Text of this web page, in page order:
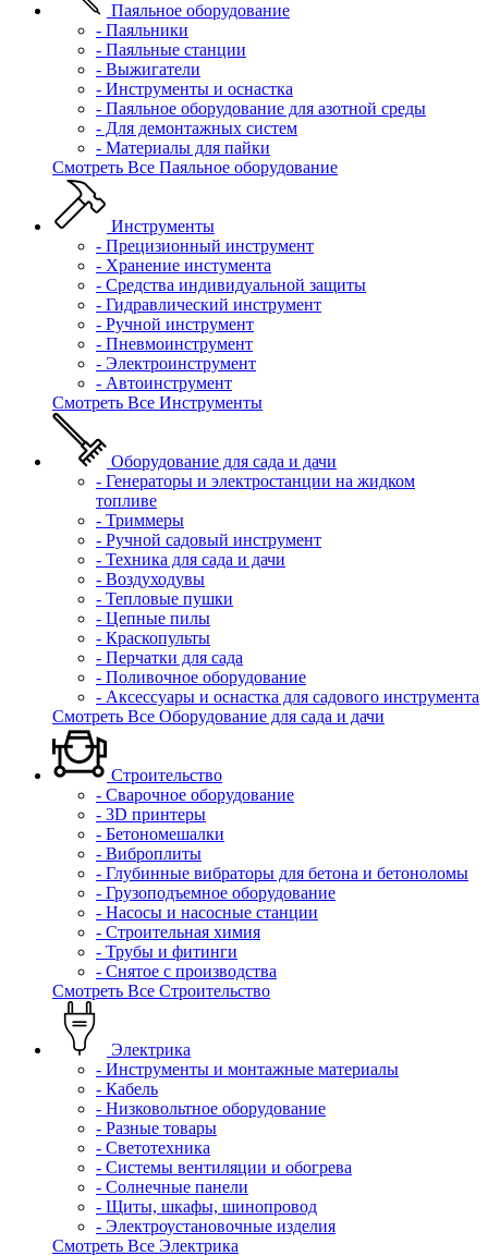
Паяльное оборудование
- Паяльники
- Паяльные станции
- Выжигатели
- Инструменты и оснастка
- Паяльное оборудование для азотной среды
- Для демонтажных систем
- Материалы для пайки
Смотреть Все Паяльное оборудование
Инструменты
- Прецизионный инструмент
- Хранение инстумента
- Средства индивидуальной защиты
- Гидравлический инструмент
- Ручной инструмент
- Пневмоинструмент
- Электроинструмент
- Автоинструмент
Смотреть Все Инструменты
Оборудование для сада и дачи
- Генераторы и электростанции на жидком
топливе
- Триммеры
- Ручной садовый инструмент
- Техника для сада и дачи
- Воздуходувы
- Тепловые пушки
- Цепные пилы
- Краскопульты
- Перчатки для сада
- Поливочное оборудование
- Аксессуары и оснастка для садового инструмента
Смотреть Все Оборудование для сада и дачи
Строительство
- Сварочное оборудование
- 3D принтеры
- Бетономешалки
- Виброплиты
- Глубинные вибраторы для бетона и бетоноломы
- Грузоподъемное оборудование
- Насосы и насосные станции
- Строительная химия
- Трубы и фитинги
- Снятое с производства
Смотреть Все Строительство
Электрика
- Инструменты и монтажные материалы
- Кабель
- Низковольтное оборудование
- Разные товары
- Светотехника
- Системы вентиляции и обогрева
- Солнечные панели
- Щиты, шкафы, шинопровод
- Электроустановочные изделия
Смотреть Все Электрика